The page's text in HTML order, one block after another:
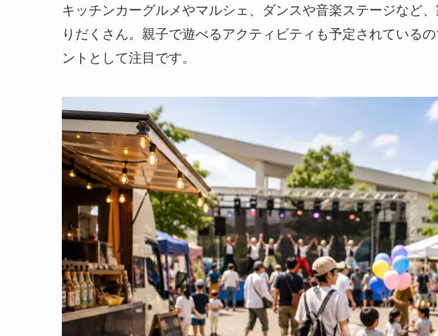
キッチンカーグルメやマルシェ、ダンスや音楽ステージなど
りだくさん。親子で遊べるアクティビティも予定されている
ントとして注目です。